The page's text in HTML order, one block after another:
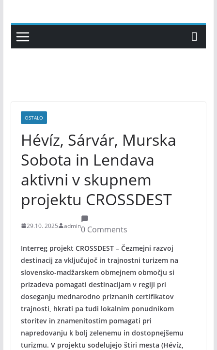
content
OSTALO
Hévíz, Sárvár, Murska
Sobota in Lendava
aktivni v skupnem
projektu CROSSDEST
29.10. 2025 admin0 Comments
Interreg projekt CROSSDEST – Čezmejni razvoj
destinacij za vključujoč in trajnostni turizem na
slovensko-madžarskem obmejnem območju si
prizadeva pomagati destinacijam v regiji pri
doseganju mednarodno priznanih certifikatov
trajnosti, hkrati pa tudi lokalnim ponudnikom
storitev in znamenitostim pomagati pri
napredovanju k bolj zelenemu in dostopnejšemu
turizmu. V projektu sodelujejo štiri mesta (Hévíz,